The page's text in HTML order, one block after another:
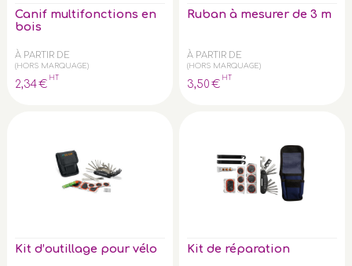
Canif multifonctions en
bois
À PARTIR DE
(HORS MARQUAGE)
2,34€
HT
Ruban à mesurer de 3 m
À PARTIR DE
(HORS MARQUAGE)
3,50 €
HT
Kit d’outillage pour vélo Kit de réparation